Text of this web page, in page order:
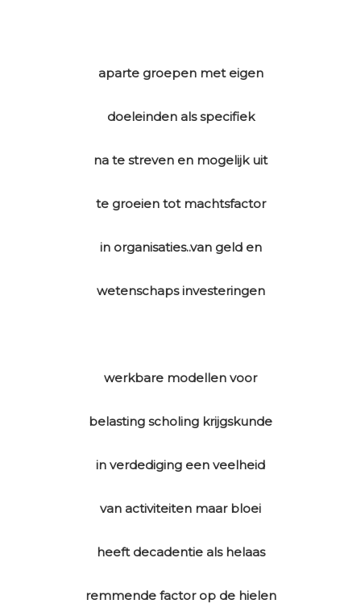
aparte groepen met eigen
doeleinden als specifiek
na te streven en mogelijk uit
te groeien tot machtsfactor
in organisaties..van geld en
wetenschaps investeringen
werkbare modellen voor
belasting scholing krijgskunde
in verdediging een veelheid
van activiteiten maar bloei
heeft decadentie als helaas
remmende factor op de hielen